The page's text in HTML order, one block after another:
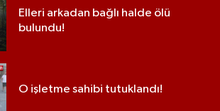
Elleri arkadan bağlı halde ölü
bulundu!
O işletme sahibi tutuklandı!